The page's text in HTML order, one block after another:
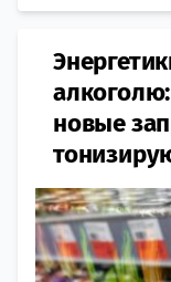
алкоголю:
новые